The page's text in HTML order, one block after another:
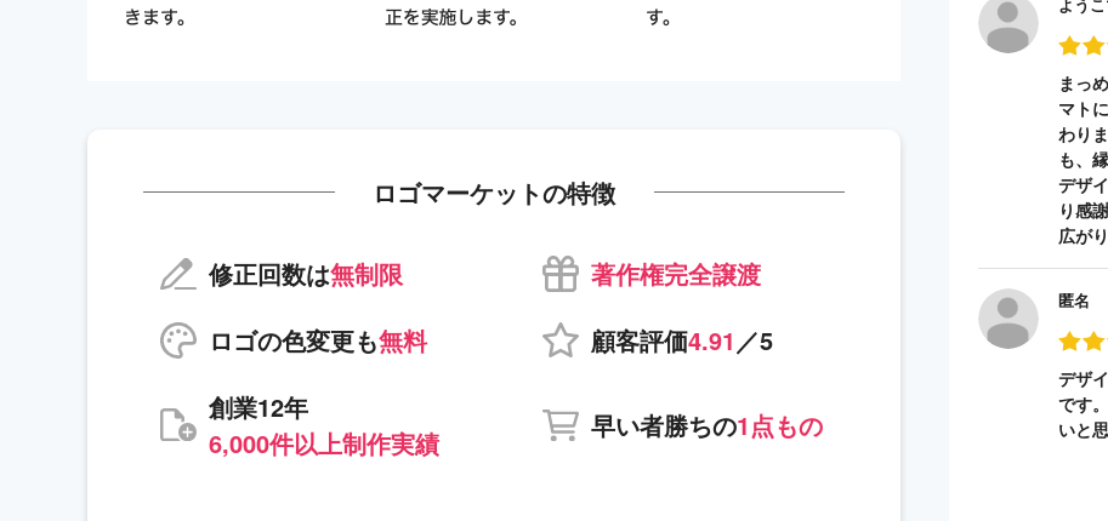
ロゴマーケットの特徴
修正回数は無制限
著作権完全譲渡
ロゴの色変更も無料 顧客評価4.91 ／5
創業12年
6,000件以上制作実績
早い者勝ちの1点もの
よう
まっ
マト
わり
も、
デザ
り感
広が
匿名
デザ
です
いと